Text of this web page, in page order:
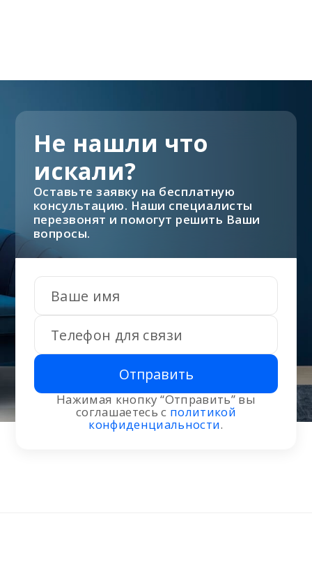
Отправить
Нажимая кнопку “Отправить” вы
соглашаетесь с политикой
конфиденциальности.
Не нашли что
искали?
Оставьте заявку на бесплатную
консультацию. Наши специалисты
перезвонят и помогут решить Ваши
вопросы.